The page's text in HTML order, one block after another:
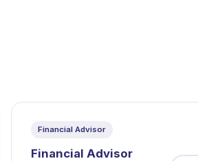
Financial Advisor
Financial Advisor